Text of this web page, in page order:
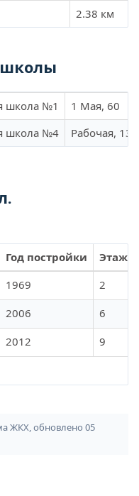
2.38 км
школа №1
1 Мая, 60
школа №4
Рабочая, 130
Год постройки
1969
2
2006
6
2012
9
ЖКХ, обновлено 05